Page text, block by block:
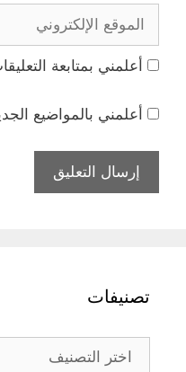
الموقع
الإلكتروني
أعلمني بمتابعة
أعلمني بالمواضيع
تصنيفات
تصنيفات